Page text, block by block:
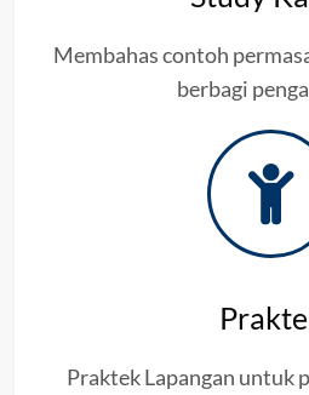
Membahas contoh
berbagi
Praktek Lapangan untuk